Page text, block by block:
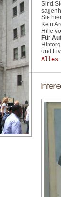
Sind
Sie
Kein
Hilfe
Für
und
Alles